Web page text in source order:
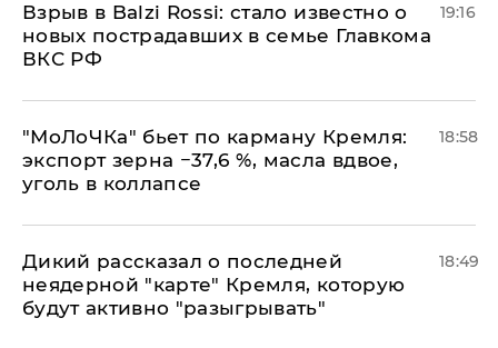
Взрыв в Balzi Rossi: стало известно о
новых пострадавших в семье Главкома
ВКС РФ
19:16
​"МоЛоЧКа" бьет по карману Кремля:
экспорт зерна −37,6 %, масла вдвое,
уголь в коллапсе
18:58
Дикий рассказал о последней
неядерной "карте" Кремля, которую
будут активно "разыгрывать"
18:49